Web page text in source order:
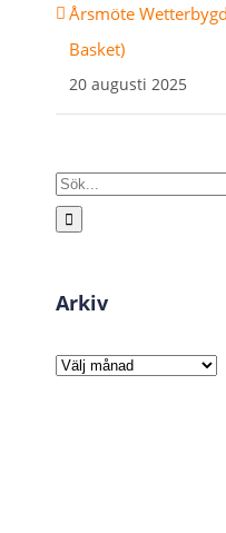
Årsmöte
Basket)
20 augusti 2025
Sök
efter:
Arkiv
Arkiv